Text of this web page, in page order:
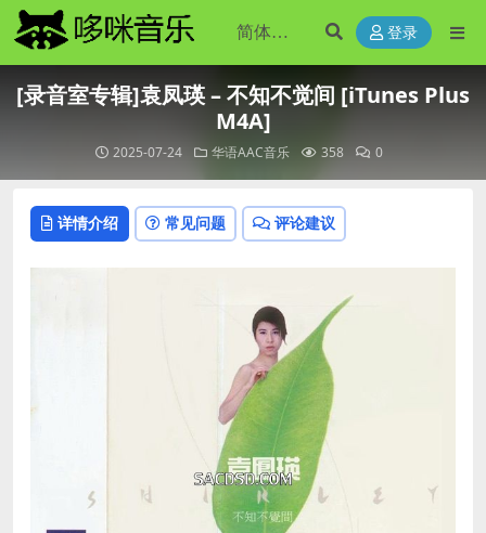
登录
[录音室专辑]袁凤瑛 – 不知不觉间 [iTunes Plus
M4A]
2025-07-24 华语AAC音乐 358 0
详情介绍 常见问题 评论建议